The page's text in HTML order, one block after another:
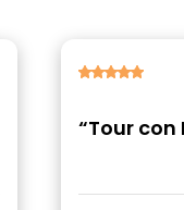
“Tour con